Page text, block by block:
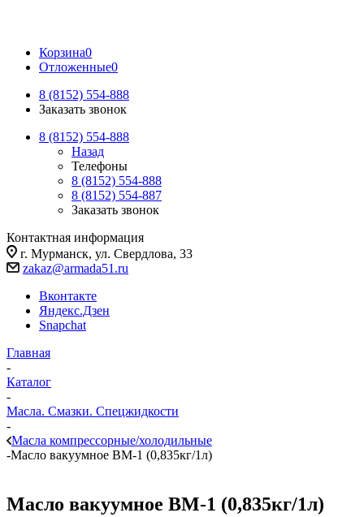
Корзина0
Отложенные0
8 (8152) 554-888
Заказать звонок
8 (8152) 554-888
Назад
Телефоны
8 (8152) 554-888
8 (8152) 554-887
Заказать звонок
Контактная информация
г. Мурманск, ул. Свердлова, 33
zakaz@armada51.ru
Вконтакте
Яндекс.Дзен
Snapchat
Главная
-
Каталог
-
Масла. Смазки. Спецжидкости
-
Масла компрессорные/холодильные
-Масло вакуумное ВМ-1 (0,835кг/1л)
Масло вакуумное ВМ-1 (0,835кг/1л)